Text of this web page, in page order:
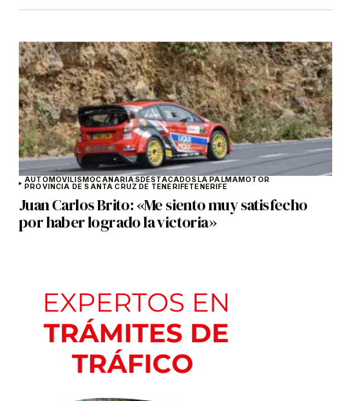
AUTOMOVILISMOCANARIASDESTACADOSLA PALMAMOTOR
PROVINCIA DE SANTA CRUZ DE TENERIFETENERIFE
Juan Carlos Brito: «Me siento muy satisfecho
por haber logrado la victoria»